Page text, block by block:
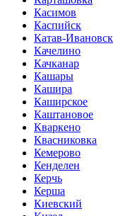
Касимов
Каспийск
Катав-Ивановск
Качелино
Качканар
Кашары
Кашира
Каширское
Каштановое
Кваркено
Квасниковка
Кемерово
Кенделен
Керчь
Керша
Киевский